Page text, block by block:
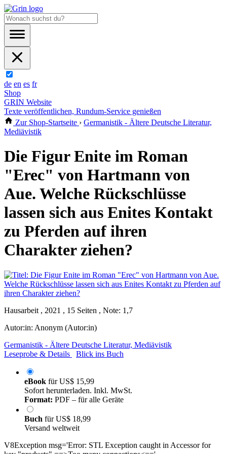
de en es fr
Shop
GRIN Website
Texte veröffentlichen, Rundum-Service genießen
Zur Shop-Startseite › Germanistik - Ältere Deutsche Literatur,
Mediävistik
Die Figur Enite im Roman
"Erec" von Hartmann von
Aue. Welche Rückschlüsse
lassen sich aus Enites Kontakt
zu Pferden auf ihren
Charakter ziehen?
Hausarbeit , 2021 , 15 Seiten , Note: 1,7
Autor:in: Anonym (Autor:in)
Germanistik - Ältere Deutsche Literatur, Mediävistik
Leseprobe & Details
Blick ins Buch
eBook fürUS$ 15,99
Sofort herunterladen. Inkl. MwSt.
Format: PDF – für alle Geräte
Buch fürUS$ 18,99
Versand weltweit
V8Exception msg='Error: STL Exception caught in Accessor for